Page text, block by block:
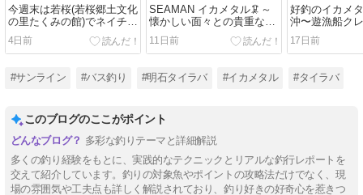
今週末は若桜(若桜郷土文化
の里たくみの館)でネイチャ
ークラブイベント🎫
4日前
SEAMAN イカメタル🦑～
懐かしい面々との貴重な時
11日前
好釣のイカメ
沖〜遊漁船ク
17日前
#サンライン #バス釣り #明石タイラバ #イカメタル #タイラバ
このブログのここがポイント
多彩な釣りテーマと詳細解説
多くの釣り経験をもとに、実践的なテクニックとリアルな釣行レポートを
交えて紹介しています。釣りの対象魚やポイントの攻略法だけでなく、現
場の雰囲気や工夫点も詳しく解説されており、釣り好きの好奇心を惹きつ